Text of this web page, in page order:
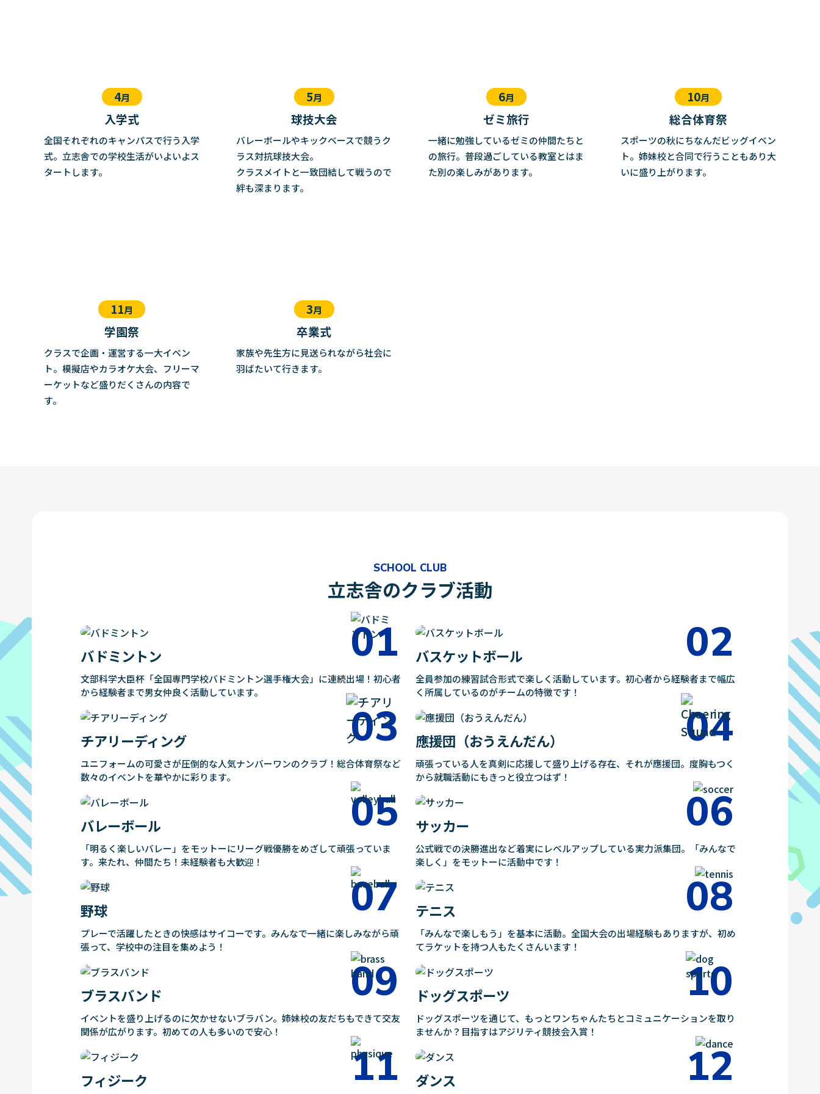
4月
入学式
全国それぞれのキャンパスで行う入学
式。立志舎での学校生活がいよいよス
タートします。
5月
球技大会
バレーボールやキックベースで競うク
ラス対抗球技大会。
クラスメイトと一致団結して戦うので
絆も深まります。
6月
ゼミ旅行
一緒に勉強しているゼミの仲間たちと
の旅行。普段過ごしている教室とはま
た別の楽しみがあります。
10月
総合体育祭
スポーツの秋にちなんだビッグイベン
ト。姉妹校と合同で行うこともあり大
いに盛り上がります。
11月
学園祭
クラスで企画・運営する一大イベン
ト。模擬店やカラオケ大会、フリーマ
ーケットなど盛りだくさんの内容で
す。
3月
卒業式
家族や先生方に見送られながら社会に
羽ばたいて行きます。
立志舎のクラブ活動
SCHOOL CLUB
バドミントン
文部科学大臣杯「全国専門学校バドミントン選手権大会」に連続出場！初心者
から経験者まで男女仲良く活動しています。
バスケットボール
全員参加の練習試合形式で楽しく活動しています。初心者から経験者まで幅広
く所属しているのがチームの特徴です！
チアリーディング
ユニフォームの可愛さが圧倒的な人気ナンバーワンのクラブ！総合体育祭など
数々のイベントを華やかに彩ります。
應援団（おうえんだん）
頑張っている人を真剣に応援して盛り上げる存在、それが應援団。度胸もつく
から就職活動にもきっと役立つはず！
バレーボール
「明るく楽しいバレー」をモットーにリーグ戦優勝をめざして頑張っていま
す。来たれ、仲間たち！未経験者も大歓迎！
サッカー
公式戦での決勝進出など着実にレベルアップしている実力派集団。「みんなで
楽しく」をモットーに活動中です！
野球
プレーで活躍したときの快感はサイコーです。みんなで一緒に楽しみながら頑
張って、学校中の注目を集めよう！
テニス
「みんなで楽しもう」を基本に活動。全国大会の出場経験もありますが、初め
てラケットを持つ人もたくさんいます！
ブラスバンド
イベントを盛り上げるのに欠かせないブラバン。姉妹校の友だちもできて交友
関係が広がります。初めての人も多いので安心！
ドッグスポーツ
ドッグスポーツを通じて、もっとワンちゃんたちとコミュニケーションを取り
ませんか？目指すはアジリティ競技会入賞！
フィジーク ダンス